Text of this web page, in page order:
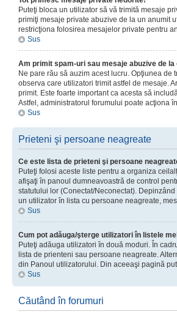
Puteţi bloca un utilizator să vă trimită mesaje
primiţi mesaje private abuzive de la un anumit
restricţiona folosirea mesajelor private pentru
Sus
Am primit spam-uri sau mesaje abuzive de
Ne pare rău să auzim acest lucru. Opţiunea
observa care utilizatori trimit astfel de mesaje.
primit. Este foarte important ca acesta să
Astfel, administratorul forumului poate acţiona
Sus
Prieteni şi persoane neagreate
Ce este lista de prieteni şi persoane
Puteţi folosi aceste liste pentru a organiza
afişaţi în panoul dumneavoastră de control
statutului lor (Conectat/Neconectat).
un utilizator în lista cu persoane neagreate,
Sus
Cum pot adăuga/şterge utilizatori în listele
Puteţi adăuga utilizatori în două moduri. În
lista de prienteni sau persoane neagreate.
din Panoul utilizatorului. Din aceeaşi pagină
Sus
Căutând în forumuri